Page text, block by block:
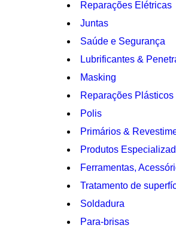
Reparações Elétricas
Juntas
Saúde e Segurança
Lubrificantes &
Masking
Reparações
Polis
Primários &
Produtos
Ferramentas,
Tratamento de
Soldadura
Para-brisas